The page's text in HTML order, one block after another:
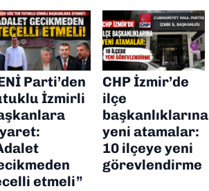
Parti’den
İzmirli
etmeli”
CHP İzmir’de
ilçe
başkanlıklarına
yeni atamalar:
10 ilçeye yeni
görevlendirme